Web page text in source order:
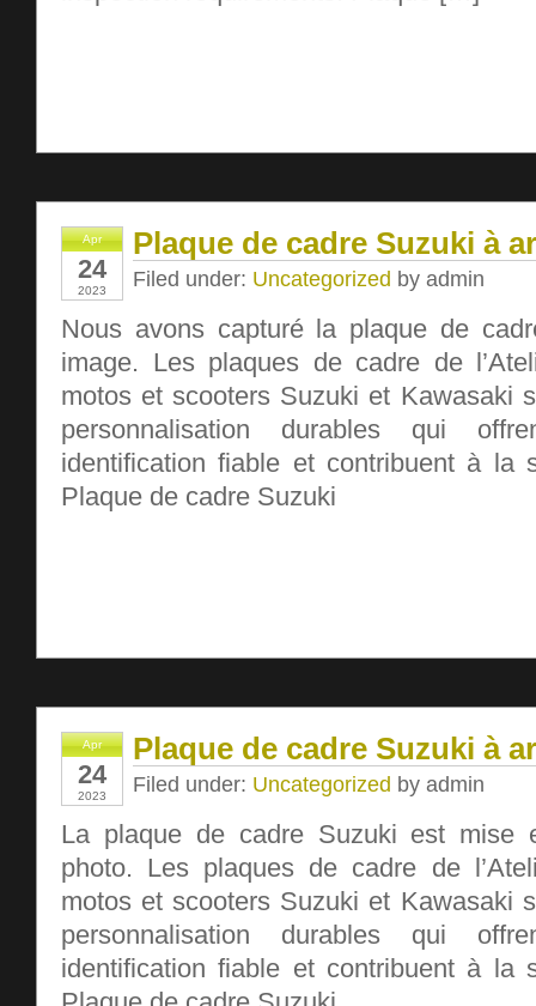
Apr
24
2023
Plaque de cadre Suzuki à
Filed under: Uncategorized by admin
Nous avons capturé la plaque de
image. Les plaques de cadre de
motos et scooters Suzuki et Kawasaki
personnalisation durables qui
identification fiable et contribuent à la
Plaque de cadre Suzuki
Apr
24
2023
Plaque de cadre Suzuki à
Filed under: Uncategorized by admin
La plaque de cadre Suzuki est mise
photo. Les plaques de cadre de
motos et scooters Suzuki et Kawasaki
personnalisation durables qui
identification fiable et contribuent à la